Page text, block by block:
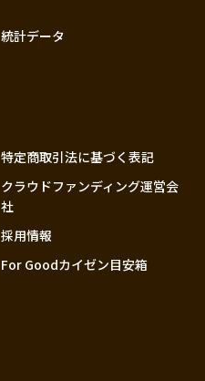
大分
統計データ
特定商取引法に基づく表記
クラウドファンディング運営会
社
採用情報
For Goodカイゼン目安箱